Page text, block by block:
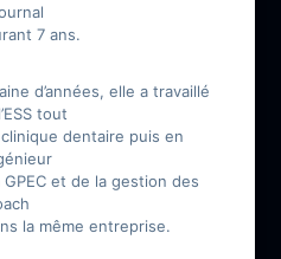
7 ans.
d’années, elle a travaillé
tout
dentaire puis en
et de la gestion des
la même entreprise.